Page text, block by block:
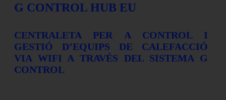
G CONTROL HUB EU
CENTRALETA PER A CONTROL I
GESTIÓ D’EQUIPS DE CALEFACCIÓ
VIA WIFI A TRAVÉS DEL SISTEMA G
CONTROL